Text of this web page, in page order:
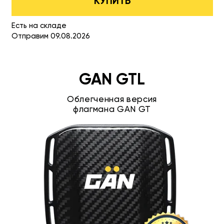
Есть на складе
Отправим 09.08.2026
GAN GTL
Облегченная версия
флагмана GAN GT